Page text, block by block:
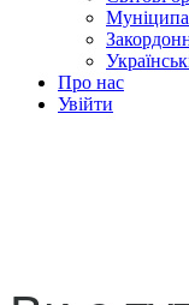
Про нас
Увійти